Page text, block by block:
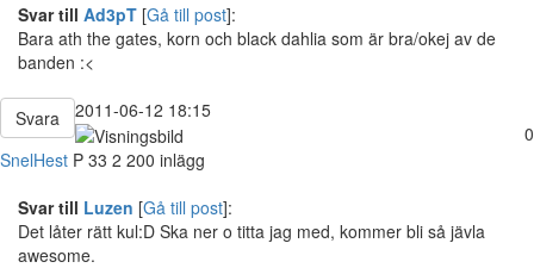
Svar till Ad3pT [Gå till post]:
Bara ath the gates, korn och black dahlia som är bra/okej av de
banden :<
Svara
2011-06-12 18:15
0
SnelHest P 33 2 200 inlägg
Svar till Luzen [Gå till post]:
Det låter rätt kul:D Ska ner o titta jag med, kommer bli så jävla
awesome.